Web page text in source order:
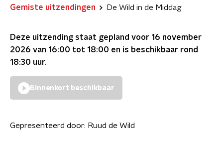
Gemiste uitzendingen De Wild in de Middag
Deze uitzending staat gepland voor 16 november
2026 van 16:00 tot 18:00 en is beschikbaar rond
18:30 uur.
Binnenkort beschikbaar
Gepresenteerd door: Ruud de Wild